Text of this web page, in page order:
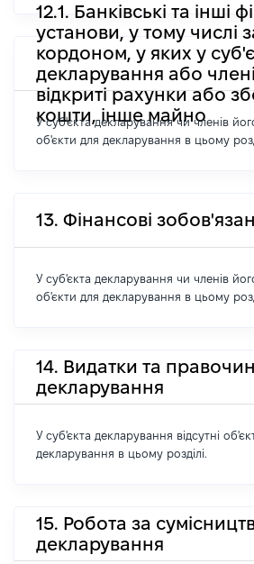
12.1. Банківські та інші
установи, у тому числі
кордоном, у яких у
декларування або
відкриті рахунки або
кошти, інше майно
У суб'єкта декларування чи членів його
об'єкти для декларування в цьому
13. Фінансові
У суб'єкта декларування чи членів його
об'єкти для декларування в цьому
14. Видатки та
декларування
У суб'єкта декларування відсутні
декларування в цьому розділі.
15. Робота за
декларування